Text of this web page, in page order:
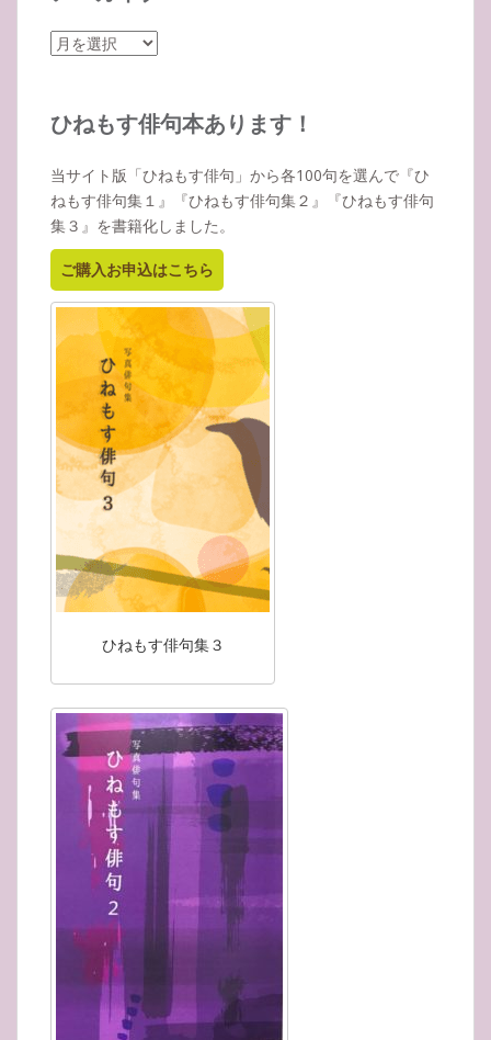
ア
イ
ひねもす俳句本あります！
当サイト版「ひねもす俳句」から各100句を選んで『ひ
ねもす俳句集１』『ひねもす俳句集２』『ひねもす俳句
集３』を書籍化しました。
ご購入お申込はこちら
ひねもす俳句集３